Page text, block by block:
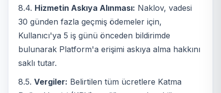
8.4. Hizmetin Askıya Alınması: Naklov, vadesi
30 günden fazla geçmiş ödemeler için,
Kullanıcı'ya 5 iş günü önceden bildirimde
bulunarak Platform'a erişimi askıya alma hakkını
saklı tutar.
8.5. Vergiler: Belirtilen tüm ücretlere Katma